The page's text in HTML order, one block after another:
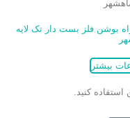
بوشن فلز بست دار تک لایه
بیشتر
کنید.